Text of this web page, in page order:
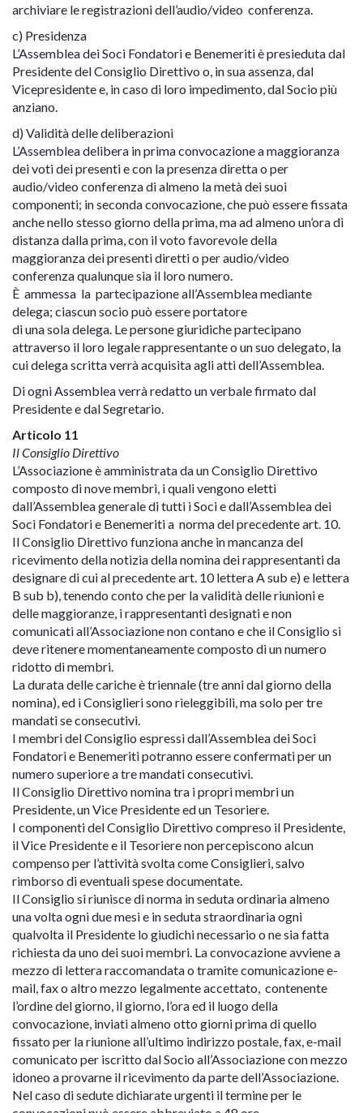
archiviare le registrazioni dell’audio/video conferenza.
c) Presidenza
L’Assemblea dei Soci Fondatori e Benemeriti è presieduta dal
Presidente del Consiglio Direttivo o, in sua assenza, dal
Vicepresidente e, in caso di loro impedimento, dal Socio più
anziano.
d) Validità delle deliberazioni
L’Assemblea delibera in prima convocazione a maggioranza
dei voti dei presenti e con la presenza diretta o per
audio/video conferenza di almeno la metà dei suoi
componenti; in seconda convocazione, che può essere fissata
anche nello stesso giorno della prima, ma ad almeno un’ora di
distanza dalla prima, con il voto favorevole della
maggioranza dei presenti diretti o per audio/video
conferenza qualunque sia il loro numero.
È ammessa la partecipazione all’Assemblea mediante
delega; ciascun socio può essere portatore
di una sola delega. Le persone giuridiche partecipano
attraverso il loro legale rappresentante o un suo delegato, la
cui delega scritta verrà acquisita agli atti dell’Assemblea.
Di ogni Assemblea verrà redatto un verbale firmato dal
Presidente e dal Segretario.
Articolo 11
Il Consiglio Direttivo
L’Associazione è amministrata da un Consiglio Direttivo
composto di nove membri, i quali vengono eletti
dall’Assemblea generale di tutti i Soci e dall’Assemblea dei
Soci Fondatori e Benemeriti a norma del precedente art. 10.
Il Consiglio Direttivo funziona anche in mancanza del
ricevimento della notizia della nomina dei rappresentanti da
designare di cui al precedente art. 10 lettera A sub e) e lettera
B sub b), tenendo conto che per la validità delle riunioni e
delle maggioranze, i rappresentanti designati e non
comunicati all’Associazione non contano e che il Consiglio si
deve ritenere momentaneamente composto di un numero
ridotto di membri.
La durata delle cariche è triennale (tre anni dal giorno della
nomina), ed i Consiglieri sono rieleggibili, ma solo per tre
mandati se consecutivi.
I membri del Consiglio espressi dall’Assemblea dei Soci
Fondatori e Benemeriti potranno essere confermati per un
numero superiore a tre mandati consecutivi.
Il Consiglio Direttivo nomina tra i propri membri un
Presidente, un Vice Presidente ed un Tesoriere.
I componenti del Consiglio Direttivo compreso il Presidente,
il Vice Presidente e il Tesoriere non percepiscono alcun
compenso per l’attività svolta come Consiglieri, salvo
rimborso di eventuali spese documentate.
Il Consiglio si riunisce di norma in seduta ordinaria almeno
una volta ogni due mesi e in seduta straordinaria ogni
qualvolta il Presidente lo giudichi necessario o ne sia fatta
richiesta da uno dei suoi membri. La convocazione avviene a
mezzo di lettera raccomandata o tramite comunicazione e-
mail, fax o altro mezzo legalmente accettato, contenente
l’ordine del giorno, il giorno, l’ora ed il luogo della
convocazione, inviati almeno otto giorni prima di quello
fissato per la riunione all’ultimo indirizzo postale, fax, e-mail
comunicato per iscritto dal Socio all’Associazione con mezzo
idoneo a provarne il ricevimento da parte dell’Associazione.
Nel caso di sedute dichiarate urgenti il termine per le